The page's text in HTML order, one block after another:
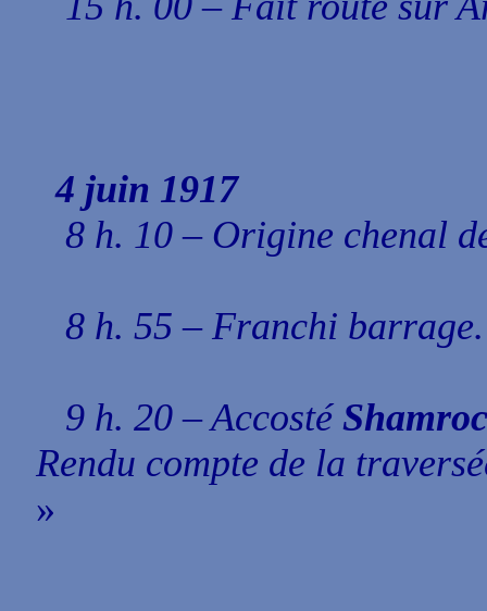
4 juin 1917
8 h. 10 – Origine chenal
8 h. 55 – Franchi barrage.
9 h. 20 – Accosté
Rendu compte de la
»